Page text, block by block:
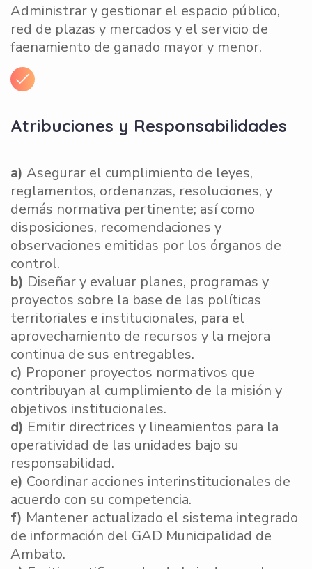
Administrar y gestionar el espacio público,
red de plazas y mercados y el servicio de
faenamiento de ganado mayor y menor.
Atribuciones y Responsabilidades
a) Asegurar el cumplimiento de leyes,
reglamentos, ordenanzas, resoluciones, y
demás normativa pertinente; así como
disposiciones, recomendaciones y
observaciones emitidas por los órganos de
control.
b) Diseñar y evaluar planes, programas y
proyectos sobre la base de las políticas
territoriales e institucionales, para el
aprovechamiento de recursos y la mejora
continua de sus entregables.
c) Proponer proyectos normativos que
contribuyan al cumplimiento de la misión y
objetivos institucionales.
d) Emitir directrices y lineamientos para la
operatividad de las unidades bajo su
responsabilidad.
e) Coordinar acciones interinstitucionales de
acuerdo con su competencia.
f) Mantener actualizado el sistema integrado
de información del GAD Municipalidad de
Ambato.